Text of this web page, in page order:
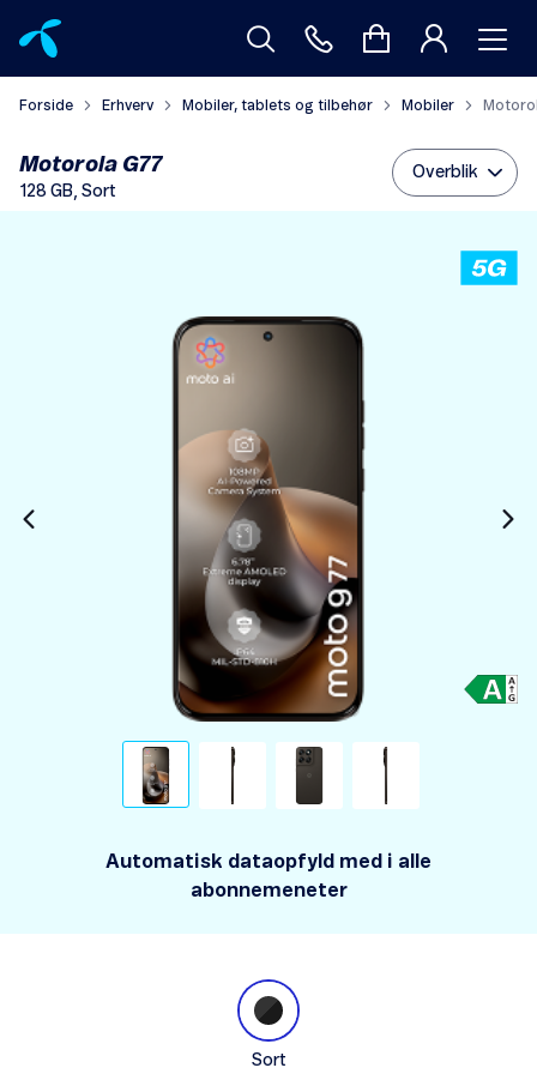
Forside Erhverv Mobiler, tablets og tilbehør Mobiler
Motorola G77
128 GB, Sort
Overblik
Automatisk dataopfyld med i alle
abonnemeneter
Sort